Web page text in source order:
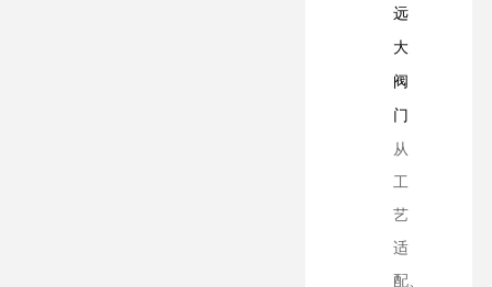
远
大
阀
门
从
工
艺
适
配、